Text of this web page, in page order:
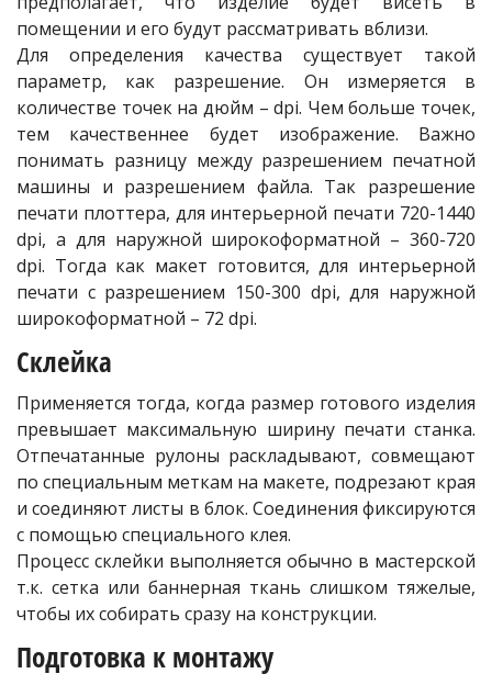
помещении и его будут рассматривать вблизи.
Для определения качества существует такой
параметр, как разрешение. Он измеряется в
количестве точек на дюйм – dpi. Чем больше точек,
тем качественнее будет изображение. Важно
понимать разницу между разрешением печатной
машины и разрешением файла. Так разрешение
печати плоттера, для интерьерной печати 720-1440
dpi, а для наружной широкоформатной – 360-720
dpi. Тогда как макет готовится, для интерьерной
печати с разрешением 150-300 dpi, для наружной
широкоформатной – 72 dpi.
Склейка
Применяется тогда, когда размер готового изделия
превышает максимальную ширину печати станка.
Отпечатанные рулоны раскладывают, совмещают
по специальным меткам на макете, подрезают края
и соединяют листы в блок. Соединения фиксируются
с помощью специального клея.
Процесс склейки выполняется обычно в мастерской
т.к. сетка или баннерная ткань слишком тяжелые,
чтобы их собирать сразу на конструкции.
Подготовка к монтажу